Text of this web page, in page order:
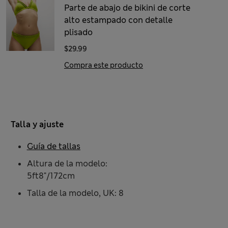
Parte de abajo de bikini de corte
alto estampado con detalle
plisado
$29.99
Compra este producto
Talla y ajuste
Altura de la modelo:
5ft8"/172cm
Talla de la modelo, UK: 8
Guía de tallas